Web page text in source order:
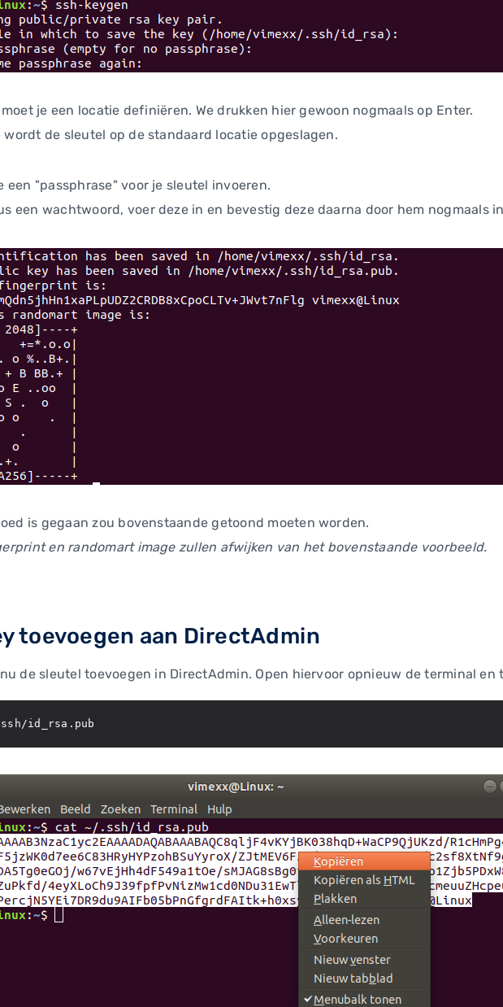
je een locatie definiëren. We drukken hier gewoon nogmaals op Enter.
wordt de sleutel op de standaard locatie opgeslagen.
een "passphrase" voor je sleutel invoeren.
een wachtwoord, voer deze in en bevestig deze daarna door hem nogmaals
is gegaan zou bovenstaande getoond moeten worden.
en randomart image zullen afwijken van het bovenstaande voorbeeld.
toevoegen aan DirectAdmin
de sleutel toevoegen in DirectAdmin. Open hiervoor opnieuw de terminal en
id_rsa.pub